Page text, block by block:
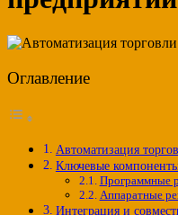
Оглавление
Автоматизация
Ключевые
Программные
Аппаратные
Интеграция и